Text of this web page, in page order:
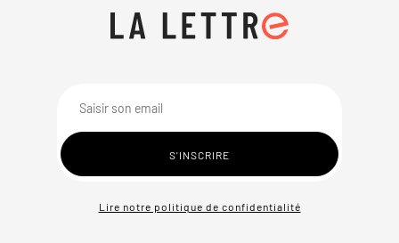
Lire notre politique de confidentialité